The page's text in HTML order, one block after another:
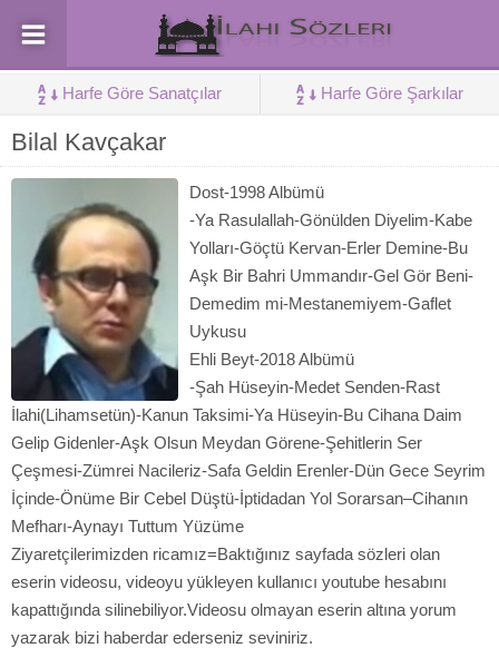
Harfe Göre Sanatçılar Harfe Göre Şarkılar
Bilal Kavçakar
Dost-1998 Albümü
-Ya Rasulallah-Gönülden Diyelim-Kabe
Yolları-Göçtü Kervan-Erler Demine-Bu
Aşk Bir Bahri Ummandır-Gel Gör Beni-
Demedim mi-Mestanemiyem-Gaflet
Uykusu
Ehli Beyt-2018 Albümü
-Şah Hüseyin-Medet Senden-Rast
İlahi(Lihamsetün)-Kanun Taksimi-Ya Hüseyin-Bu Cihana Daim
Gelip Gidenler-Aşk Olsun Meydan Görene-Şehitlerin Ser
Çeşmesi-Zümrei Nacileriz-Safa Geldin Erenler-Dün Gece Seyrim
İçinde-Önüme Bir Cebel Düştü-İptidadan Yol Sorarsan–Cihanın
Mefharı-Aynayı Tuttum Yüzüme
Ziyaretçilerimizden ricamız=Baktığınız sayfada sözleri olan
eserin videosu, videoyu yükleyen kullanıcı youtube hesabını
kapattığında silinebiliyor.Videosu olmayan eserin altına yorum
yazarak bizi haberdar ederseniz seviniriz.